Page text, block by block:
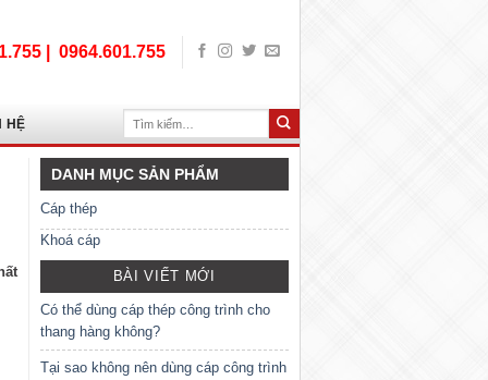
| 0964.601.755
HỆ
kiếm:
DANH MỤC SẢN PHẨM
Cáp thép
Khoá cáp
BÀI VIẾT MỚI
Có thể dùng cáp thép công trình cho
thang hàng không?
Tại sao không nên dùng cáp công trình